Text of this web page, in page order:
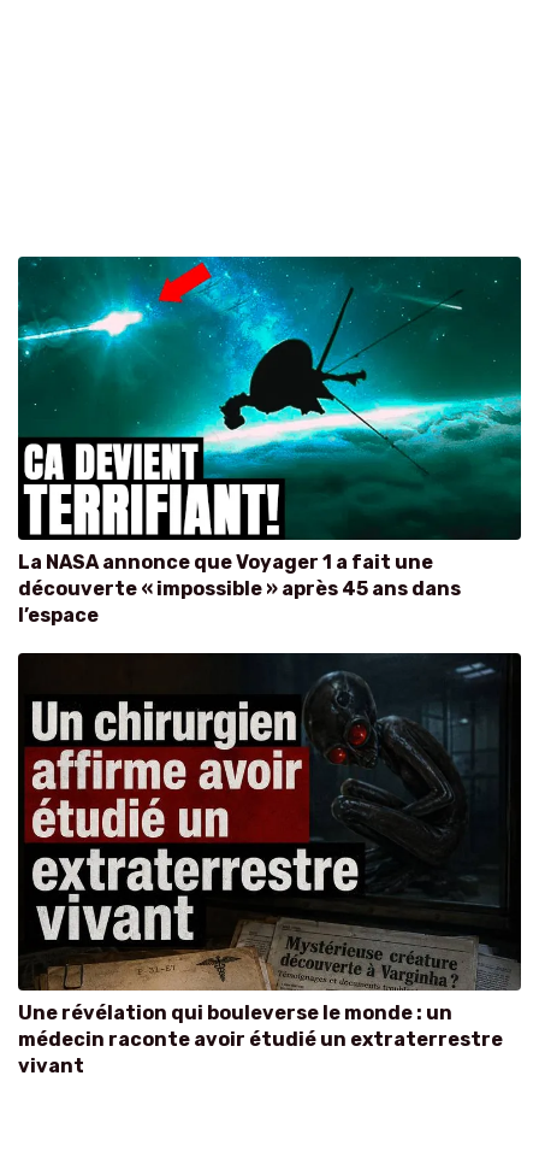
La NASA annonce que Voyager 1 a fait une
découverte « impossible » après 45 ans dans
l’espace
Une révélation qui bouleverse le monde : un
médecin raconte avoir étudié un extraterrestre
vivant